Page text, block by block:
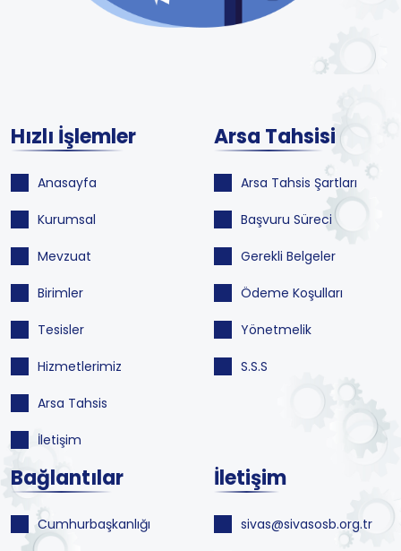
Hızlı İşlemler
Anasayfa
Kurumsal
Mevzuat
Birimler
Tesisler
Hizmetlerimiz
Arsa Tahsis
İletişim
Arsa Tahsisi
Arsa Tahsis Şartları
Başvuru Süreci
Gerekli Belgeler
Ödeme Koşulları
Yönetmelik
S.S.S
Bağlantılar
Cumhurbaşkanlığı
İletişim
sivas@sivasosb.org.tr